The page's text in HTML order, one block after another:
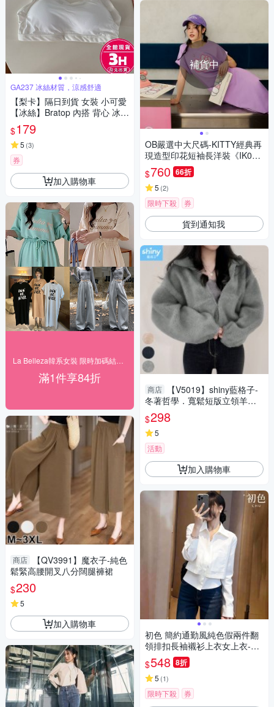
GA237 冰絲材質，涼感舒適
【梨卡】隔日到貨 女裝 小可愛
【冰絲】Bratop 內搭 背心 冰絲
背心 短版上衣 細肩帶背心GA2
37【現貨24H】
$179
5 (3)
券
加入購物車
滿1件享84折
商店
【QV3991】魔衣子-純色
鬆緊高腰開叉八分闊腿褲裙
$230
5
加入購物車
補貨中
OB嚴選中大尺碼-KITTY經典再
現造型印花短袖長洋裝《IK006
7》
$760 66折
5 (2)
限時下殺 券
貨到通知我
商店
【V5019】shiny藍格子-
冬著哲學．寬鬆短版立領羊羔
毛長袖外套
$298
5
活動
加入購物車
初色 簡約通勤風純色假兩件翻
領排扣長袖襯衫上衣女上衣-白
色-19082(M-XL可選)
$548 8折
5 (1)
限時下殺 券